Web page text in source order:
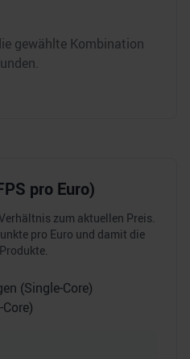
gewählte Kombination
pro Euro)
zum aktuellen Preis.
pro Euro und damit die
(Single-Core)